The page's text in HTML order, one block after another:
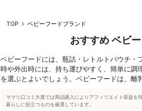
TOP ベビーフードブランド
おすすめ ベビ
ベビーフードには、瓶詰・レトルトパウチ
時や外出時には、持ち運びやすく、簡単に
を選ぶとよいでしょう。ベビーフードは、離
ママリ口コミ大賞では商品購入によりアフィリエイト収益
暮らしに役立つものを厳選しています。